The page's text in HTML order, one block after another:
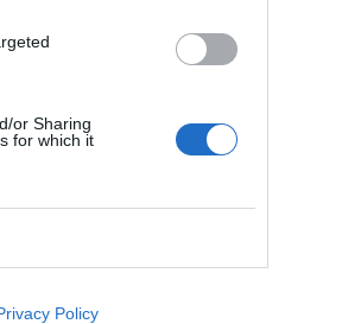
or Sharing
for which it
Policy
de
24